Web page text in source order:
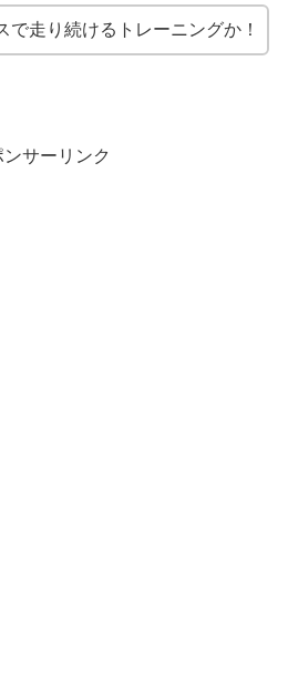
で走り続けるトレーニングか！
ンサーリンク